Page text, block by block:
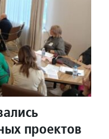
проектов